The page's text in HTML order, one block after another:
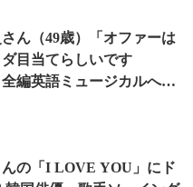
ん（49歳）「オファーは
目当てらしいです
全編英語ミュージカルへの
んの「I LOVE YOU」にド